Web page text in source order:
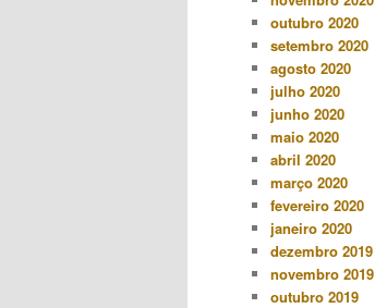
outubro 2020
setembro 2020
agosto 2020
julho 2020
junho 2020
maio 2020
abril 2020
março 2020
fevereiro 2020
janeiro 2020
dezembro 2019
novembro 2019
outubro 2019